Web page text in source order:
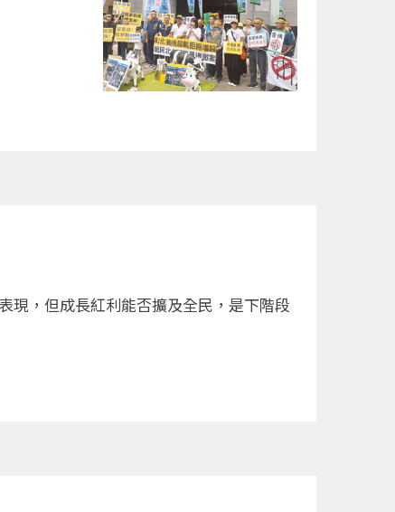
現，但成長紅利能否擴及全民，是下階段